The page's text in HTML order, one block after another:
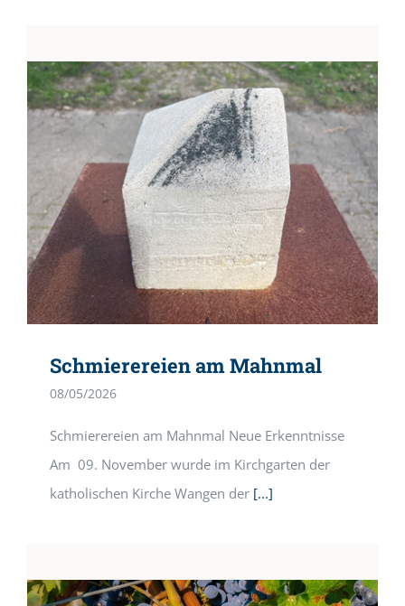
Schmierereien am Mahnmal
08/05/2026
Schmierereien am Mahnmal Neue Erkenntnisse
Am 09. November wurde im Kirchgarten der
katholischen Kirche Wangen der[...]